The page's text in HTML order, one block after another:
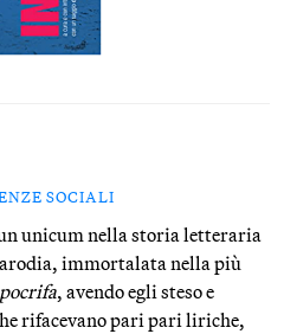
SOCIALI
unicum nella storia letteraria
immortalata nella più
, avendo egli steso e
rifacevano pari pari liriche,